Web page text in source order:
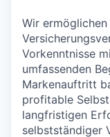
Wir
Vorkenntnisse
umfassenden
Markenauftritt
profitable
langfristigen
selbstständiger